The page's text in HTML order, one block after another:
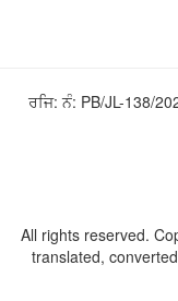
ਰਜਿ: ਨੰ: PB/JL-138/
All rights reserved.
translated,